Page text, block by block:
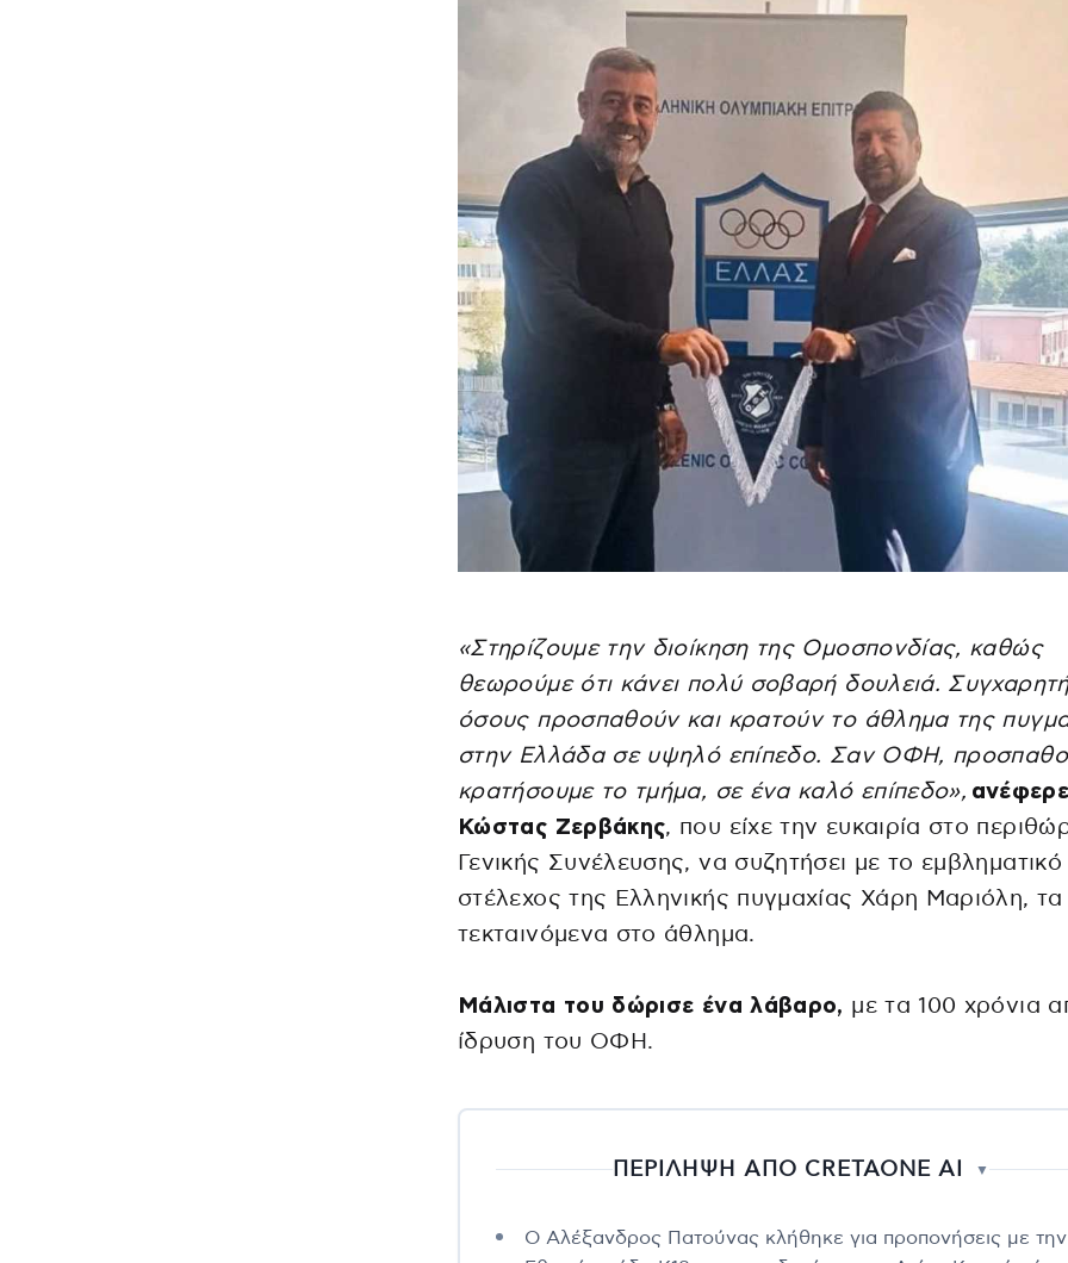
«Στηρίζουμε την διοίκηση της Ομοσπονδίας, καθώς
θεωρούμε ότι κάνει πολύ σοβαρή δουλειά.
όσους προσπαθούν και κρατούν το άθλημα της
στην Ελλάδα σε υψηλό επίπεδο. Σαν ΟΦΗ,
κρατήσουμε το τμήμα, σε ένα καλό επίπεδο»,
Κώστας Ζερβάκης, που είχε την ευκαιρία στο
Γενικής Συνέλευσης, να συζητήσει με το εμβληματικό
στέλεχος της Ελληνικής πυγμαχίας Χάρη Μαριόλη, τα
τεκταινόμενα στο άθλημα.
Mάλιστα του δώρισε ένα λάβαρο, με τα 100 χρόνια
ίδρυση του ΟΦΗ.
ΠΕΡΙΛΗΨΗ ΑΠΟ CRETAONE AI ▼
Ο Αλέξανδρος Πατούνας κλήθηκε για προπονήσεις με την